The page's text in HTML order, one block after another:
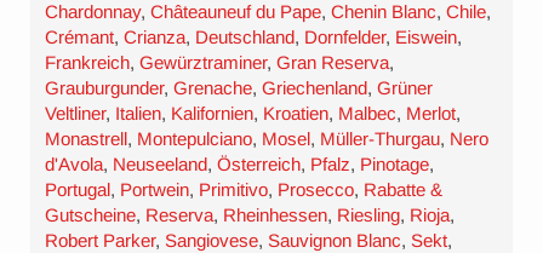
Chardonnay,Châteauneuf du Pape,Chenin Blanc,Chile,
Crémant,Crianza, Deutschland, Dornfelder, Eiswein,
Frankreich,Gewürztraminer,Gran Reserva,
Grauburgunder,Grenache,Griechenland,Grüner
Veltliner, Italien, Kalifornien, Kroatien, Malbec, Merlot,
Monastrell, Montepulciano, Mosel, Müller-Thurgau, Nero
d'Avola, Neuseeland,Österreich, Pfalz, Pinotage,
Portugal, Portwein, Primitivo, Prosecco, Rabatte &
Gutscheine, Reserva, Rheinhessen, Riesling, Rioja,
Robert Parker,Sangiovese,Sauvignon Blanc,Sekt,